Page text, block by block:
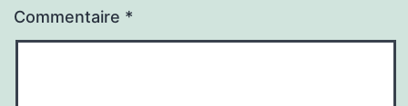
Commentaire *